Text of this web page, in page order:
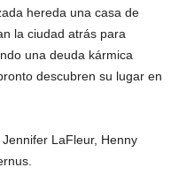
hereda una casa de
la ciudad atrás para
una deuda kármica
descubren su lugar en
LaFleur, Henny